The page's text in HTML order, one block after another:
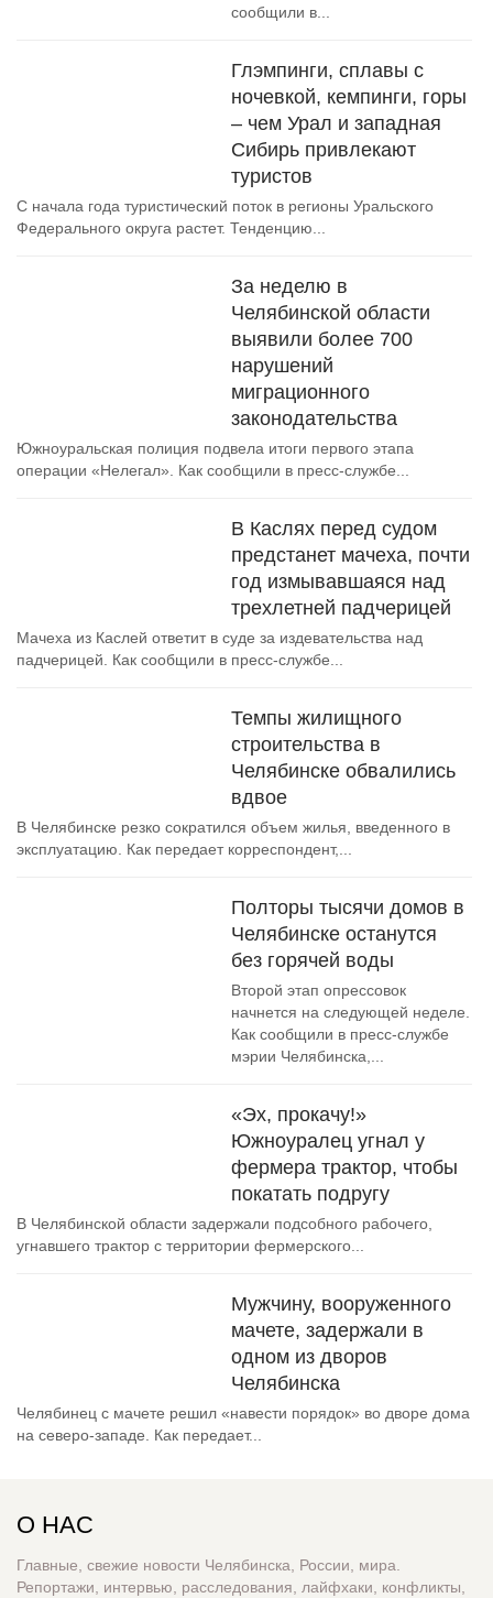
сообщили в...
Глэмпинги, сплавы с
ночевкой, кемпинги, горы
– чем Урал и западная
Сибирь привлекают
туристов
С начала года туристический поток в регионы Уральского
Федерального округа растет. Тенденцию...
За неделю в
Челябинской области
выявили более 700
нарушений
миграционного
законодательства
Южноуральская полиция подвела итоги первого этапа
операции «Нелегал». Как сообщили в пресс-службе...
В Каслях перед судом
предстанет мачеха, почти
год измывавшаяся над
трехлетней падчерицей
Мачеха из Каслей ответит в суде за издевательства над
падчерицей. Как сообщили в пресс-службе...
Темпы жилищного
строительства в
Челябинске обвалились
вдвое
В Челябинске резко сократился объем жилья, введенного в
эксплуатацию. Как передает корреспондент,...
Полторы тысячи домов в
Челябинске останутся
без горячей воды
Второй этап опрессовок
начнется на следующей неделе.
Как сообщили в пресс-службе
мэрии Челябинска,...
«Эх, прокачу!»
Южноуралец угнал у
фермера трактор, чтобы
покатать подругу
В Челябинской области задержали подсобного рабочего,
угнавшего трактор с территории фермерского...
Мужчину, вооруженного
мачете, задержали в
одном из дворов
Челябинска
Челябинец с мачете решил «навести порядок» во дворе дома
на северо-западе. Как передает...
О НАС
Главные, свежие новости Челябинска, России, мира.
Репортажи, интервью, расследования, лайфхаки, конфликты,